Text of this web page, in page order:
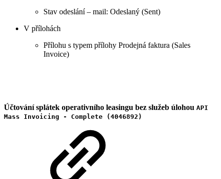
Stav odeslání – mail: Odeslaný (Sent)
V přílohách
Přílohu s typem přílohy Prodejná faktura (Sales
Invoice)
Účtování splátek operativního leasingu bez služeb úlohou API
Mass Invoicing - Complete (4046892)